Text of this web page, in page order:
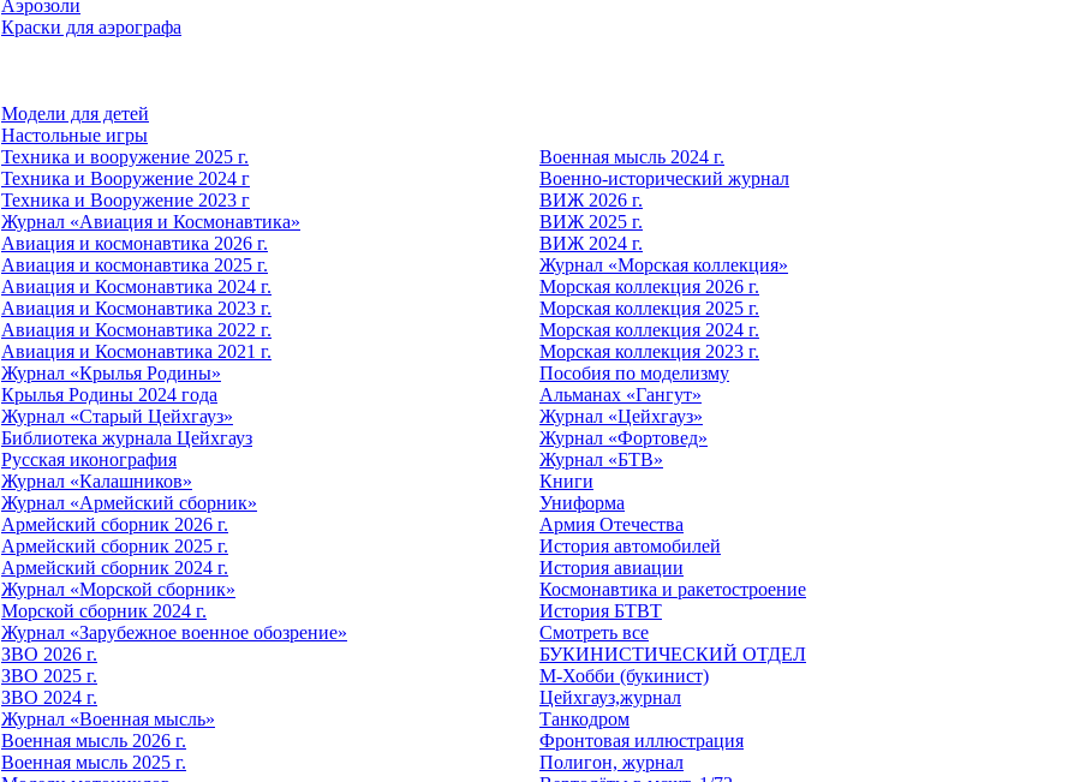
Аэрозоли
Краски для аэрографа
Модели для детей
Настольные игры
Техника и вооружение 2025 г.
Техника и Вооружение 2024 г
Техника и Вооружение 2023 г
Журнал «Авиация и Космонавтика»
Авиация и космонавтика 2026 г.
Авиация и космонавтика 2025 г.
Авиация и Космонавтика 2024 г.
Авиация и Космонавтика 2023 г.
Авиация и Космонавтика 2022 г.
Авиация и Космонавтика 2021 г.
Журнал «Крылья Родины»
Крылья Родины 2024 года
Журнал «Старый Цейхгауз»
Библиотека журнала Цейхгауз
Русская иконография
Журнал «Калашников»
Журнал «Армейский сборник»
Армейский сборник 2026 г.
Армейский сборник 2025 г.
Армейский сборник 2024 г.
Журнал «Морской сборник»
Морской сборник 2024 г.
Журнал «Зарубежное военное обозрение»
ЗВО 2026 г.
ЗВО 2025 г.
ЗВО 2024 г.
Журнал «Военная мысль»
Военная мысль 2026 г.
Военная мысль 2025 г.
Военная мысль 2024 г.
Военно-исторический журнал
ВИЖ 2026 г.
ВИЖ 2025 г.
ВИЖ 2024 г.
Журнал «Морская коллекция»
Морская коллекция 2026 г.
Морская коллекция 2025 г.
Морская коллекция 2024 г.
Морская коллекция 2023 г.
Пособия по моделизму
Альманах «Гангут»
Журнал «Цейхгауз»
Журнал «Фортовед»
Журнал «БТВ»
Книги
Униформа
Армия Отечества
История автомобилей
История авиации
Космонавтика и ракетостроение
История БТВТ
Смотреть все
БУКИНИСТИЧЕСКИЙ ОТДЕЛ
М-Хобби (букинист)
Цейхгауз,журнал
Танкодром
Фронтовая иллюстрация
Полигон, журнал